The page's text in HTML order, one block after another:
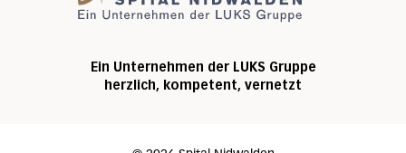
Ein Unternehmen der LUKS Gruppe
herzlich, kompetent, vernetzt